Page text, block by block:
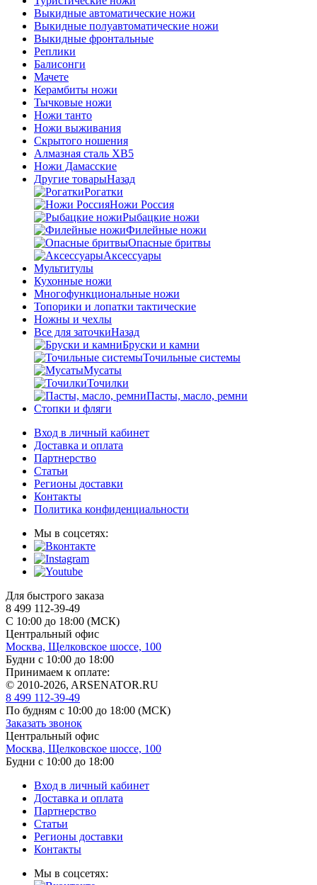
Выкидные автоматические ножи
Выкидные полуавтоматические ножи
Выкидные фронтальные
Реплики
Балисонги
Мачете
Керамбиты ножи
Тычковые ножи
Ножи танто
Ножи выживания
Скрытого ношения
Алмазная сталь ХВ5
Ножи Дамасские
Другие товарыНазад
Рогатки
Ножи Россия
Рыбацкие ножи
Филейные ножи
Опасные бритвы
Аксессуары
Мультитулы
Кухонные ножи
Многофункциональные ножи
Топорики и лопатки тактические
Ножны и чехлы
Все для заточкиНазад
Бруски и камни
Точильные системы
Мусаты
Точилки
Пасты, масло, ремни
Стопки и фляги
Вход в личный кабинет
Доставка и оплата
Партнерство
Статьи
Регионы доставки
Контакты
Политика конфиденциальности
Мы в соцсетях:
Для быстрого заказа
8 499 112-39-49
С 10:00 до 18:00 (МСК)
Центральный офис
Москва, Щелковское шоссе, 100
Будни с 10:00 до 18:00
Принимаем к оплате:
© 2010-2026, ARSENATOR.RU
8 499 112-39-49
По будням с 10:00 до 18:00 (МСК)
Заказать звонок
Центральный офис
Москва, Щелковское шоссе, 100
Будни с 10:00 до 18:00
Вход в личный кабинет
Доставка и оплата
Партнерство
Статьи
Регионы доставки
Контакты
Мы в соцсетях: